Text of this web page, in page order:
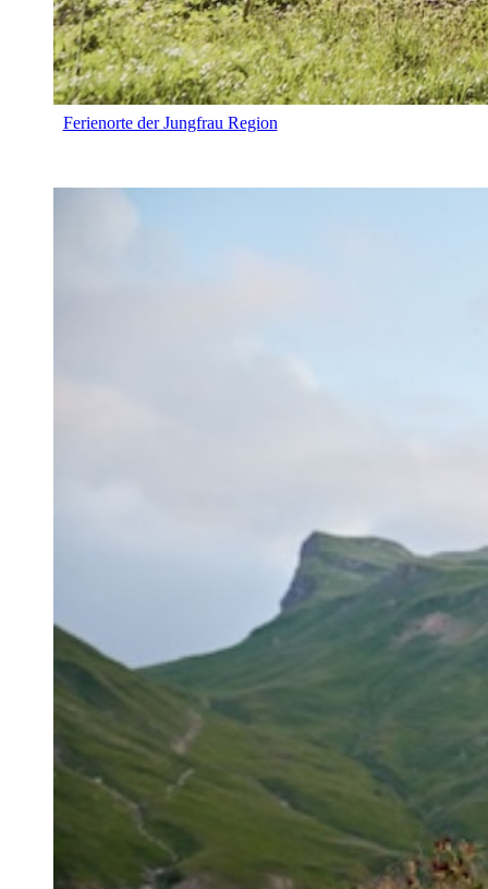
Ferienorte der Jungfrau Region